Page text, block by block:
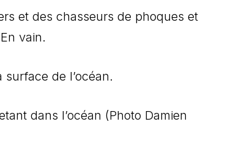
et des chasseurs de phoques et
vain.
de l’océan.
dans l’océan (Photo Damien